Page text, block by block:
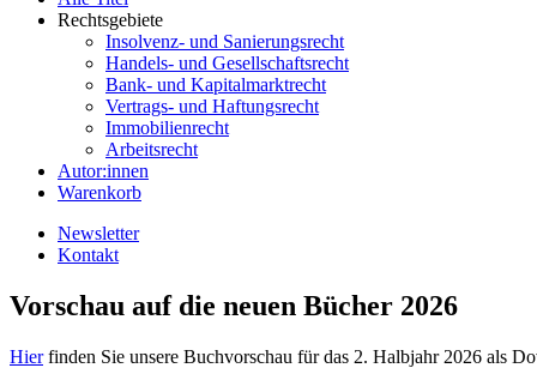
Rechtsgebiete
Insolvenz- und Sanierungsrecht
Handels- und Gesellschaftsrecht
Bank- und Kapitalmarktrecht
Vertrags- und Haftungsrecht
Immobilienrecht
Arbeitsrecht
Autor:innen
Warenkorb
Newsletter
Kontakt
Vorschau auf die neuen Bücher 2026
Hierfinden Sie unsere Buchvorschau für das 2. Halbjahr 2026 als